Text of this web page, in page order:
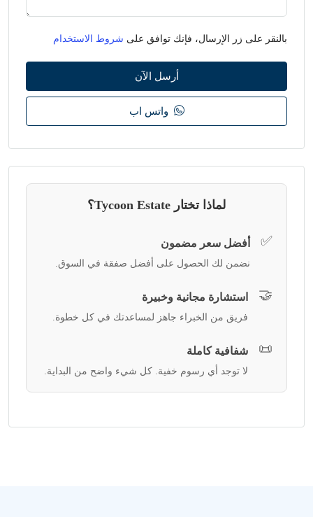
بالنقر على زر الإرسال، فإنك توافق على شروط الاستخدام
أرسل الآن
واتس اب
لماذا تختار Tycoon Estate؟
✅ أفضل سعر مضمون
نضمن لك الحصول على أفضل صفقة في السوق.
🤝 استشارة مجانية وخبيرة
فريق من الخبراء جاهز لمساعدتك في كل خطوة.
📜 شفافية كاملة
لا توجد أي رسوم خفية. كل شيء واضح من البداية.